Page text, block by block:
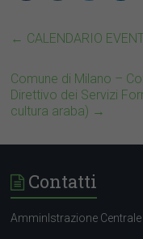
← CALENDARIO
Comune di Milano –
Direttivo dei Servizi
cultura araba) →
Contatti
AmminIstrazione